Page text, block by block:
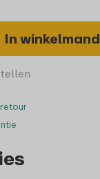
In winkelmand